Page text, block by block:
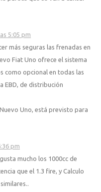
5:05 pm
más seguras las frenadas en
Fiat Uno ofrece el sistema
como opcional en todas las
EBD, de distribución
Uno, está previsto para
pm
mucho los 1000cc de
que el 1.3 fire, y Calculo